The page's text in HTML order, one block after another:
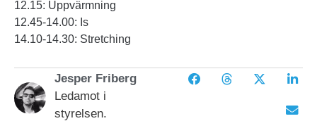
12.15: Uppvärmning
12.45-14.00: Is
14.10-14.30: Stretching
Jesper Friberg
Ledamot i
styrelsen.